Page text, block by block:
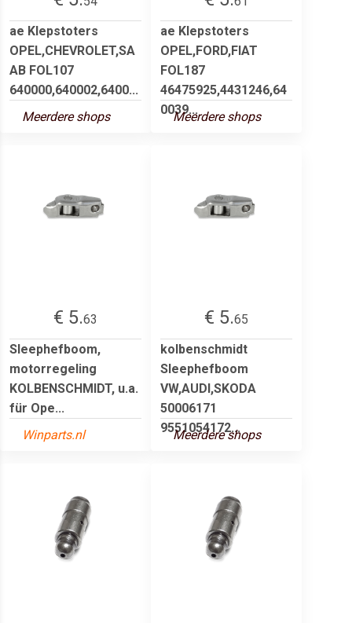
ae Klepstoters
OPEL,CHEVROLET,SA
AB FOL107
640000,640002,6400...
Meerdere shops
ae Klepstoters
OPEL,FORD,FIAT
FOL187
46475925,4431246,64
0039...
Meerdere shops
€ 5.63
Sleephefboom,
motorregeling
KOLBENSCHMIDT, u.a.
für Ope...
Winparts.nl
€ 5.65
kolbenschmidt
Sleephefboom
VW,AUDI,SKODA
50006171
9551054172...
Meerdere shops